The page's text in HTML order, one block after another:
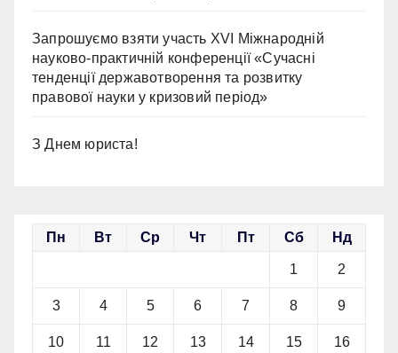
Запрошуємо взяти участь ХVІ Міжнародній
науково-практичній конференції «Сучасні
тенденції державотворення та розвитку
правової науки у кризовий період»
З Днем юриста!
Пн Вт Ср Чт Пт Сб Нд
1 2
3 4 5 6 7 8 9
10 11 12 13 14 15 16